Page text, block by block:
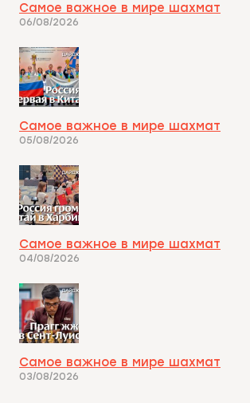
Самое важное в мире шахмат
06/08/2026
Самое важное в мире шахмат
05/08/2026
Самое важное в мире шахмат
04/08/2026
Самое важное в мире шахмат
03/08/2026